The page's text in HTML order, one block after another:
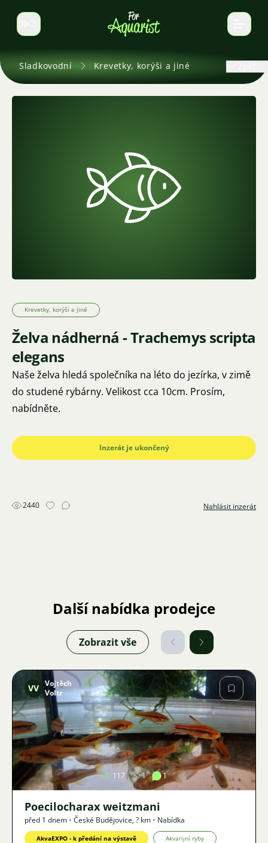
Select language
Sladkovodní Krevetky, korýši a jiné
Krevetky, korýši a jiné
Želva nádherná - Trachemys scripta
elegans
Naše želva hledá společníka na léto do jezírka, v zimě
do studené rybárny. Velikost cca 10cm. Prosím,
nabídněte.
Inzerát je ukončený
2440 Nahlásit inzerát
Další nabídka prodejce
Zobrazit vše
Obrázek
VV Vojtěch
Voltr
117 1 1
Poecilocharax weitzmani
před 1 dnem • České Budějovice,? km • Nabídka
AkvaEXPO - k předání na výstavě Akvarijní ryby